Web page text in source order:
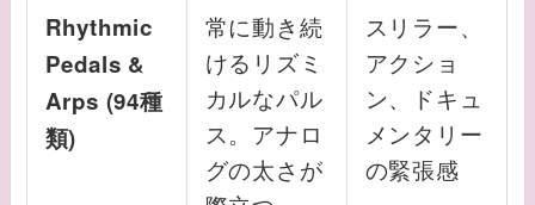
Rhythmic
Pedals &
Arps (94種
類)
常に動き続
けるリズミ
カルなパル
ス。アナロ
グの太さが
スリラー、
アクショ
ン、ドキュ
メンタリー
の緊張感